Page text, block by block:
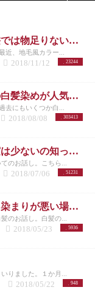
明るく染められないけど黒髪では物足りない！！地毛風カラーでプチオシャレを！
近、地毛風カラー...
23244
2018/11/12
ドラックストアでどの市販の白髪染めが人気なのか美容師がリサーチしてランキングにした。
去にもいくつか白...
303413
2018/08/08
白髪で真っ白になる方って実は少ないの知ってますか？
のお話し。こちら...
51231
2018/07/06
部分的に白髪が溜まっていて染まりが悪い場合どうすればいい？？
のお話し。白髪の...
5936
2018/05/23
りました。１か月...
948
2018/05/22